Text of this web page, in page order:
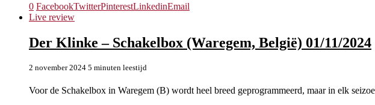
0 FacebookTwitterPinterestLinkedinEmail
Live review
Der Klinke – Schakelbox (Waregem, België) 01/11/2024
2 november 2024 5 minuten leestijd
Voor de Schakelbox in Waregem (B) wordt heel breed geprogrammeerd, maar in elk